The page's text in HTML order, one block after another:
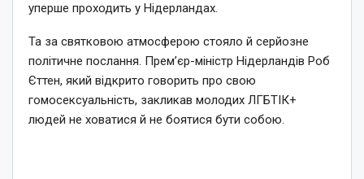
уперше проходить у Нідерландах.
Та за святковою атмосферою стояло й серйозне
політичне послання. Прем’єр-міністр Нідерландів Роб
Єттен, який відкрито говорить про свою
гомосексуальність, закликав молодих ЛГБТІК+
людей не ховатися й не боятися бути собою.